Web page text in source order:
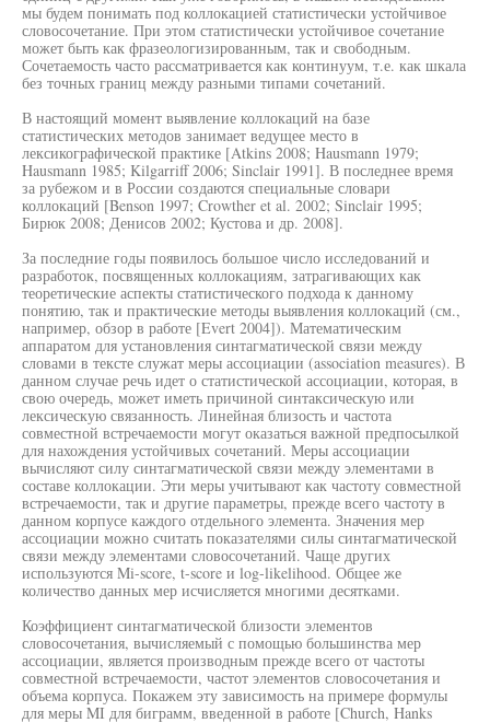
мы будем понимать под коллокацией статистически устойчивое
словосочетание. При этом статистически устойчивое сочетание
может быть как фразеологизированным, так и свободным.
Сочетаемость часто рассматривается как континуум, т.е. как шкала
без точных границ между разными типами сочетаний.
В настоящий момент выявление коллокаций на базе
статистических методов занимает ведущее место в
лексикографической практике [Atkins 2008; Hausmann 1979;
Hausmann 1985; Kilgarriff 2006; Sinclair 1991]. В последнее время
за рубежом и в России создаются специальные словари
коллокаций [Benson 1997; Crowther et al. 2002; Sinclair 1995;
Бирюк 2008; Денисов 2002; Кустова и др. 2008].
За последние годы появилось большое число исследований и
разработок, посвященных коллокациям, затрагивающих как
теоретические аспекты статистического подхода к данному
понятию, так и практические методы выявления коллокаций (см.,
например, обзор в работе [Evert 2004]). Математическим
аппаратом для установления синтагматической связи между
словами в тексте служат меры ассоциации (association measures). В
данном случае речь идет о статистической ассоциации, которая, в
свою очередь, может иметь причиной синтаксическую или
лексическую связанность. Линейная близость и частота
совместной встречаемости могут оказаться важной предпосылкой
для нахождения устойчивых сочетаний. Меры ассоциации
вычисляют силу синтагматической связи между элементами в
составе коллокации. Эти меры учитывают как частоту совместной
встречаемости, так и другие параметры, прежде всего частоту в
данном корпусе каждого отдельного элемента. Значения мер
ассоциации можно считать показателями силы синтагматической
связи между элементами словосочетаний. Чаще других
используются Mi-score, t-score и log-likelihood. Общее же
количество данных мер исчисляется многими десятками.
Коэффициент синтагматической близости элементов
словосочетания, вычисляемый с помощью большинства мер
ассоциации, является производным прежде всего от частоты
совместной встречаемости, частот элементов словосочетания и
объема корпуса. Покажем эту зависимость на примере формулы
для меры MI для биграмм, введенной в работе [Church, Hanks